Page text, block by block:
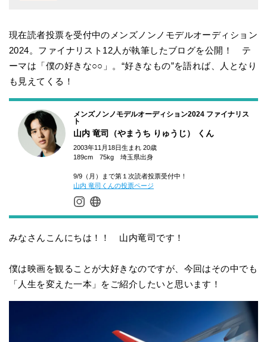
現在読者投票を受付中のメンズノンノモデルオーディション
2024。ファイナリスト12人が執筆したブログを公開！ テ
ーマは「僕の好きな○○」。“好きなもの”を語れば、人となり
も見えてくる！
メンズノンノモデルオーディション2024 ファイナリス
ト
山内 竜司（やまうち りゅうじ） くん
2003年11月18日生まれ 20歳
189cm 75kg 埼玉県出身
9/9（月）まで第１次読者投票受付中！
山内 竜司くんの投票ページ
みなさんこんにちは！！ 山内竜司です！
僕は映画を観ることが大好きなのですが、今回はその中でも
「人生を変えた一本」をご紹介したいと思います！